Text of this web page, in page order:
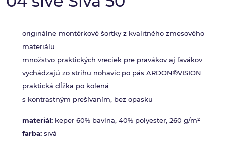
originálne montérkové šortky z kvalitného zmesového
materiálu
množstvo praktických vreciek pre pravákov aj ľavákov
vychádzajú zo strihu nohavíc po pás ARDON®VISION
praktická dĺžka po kolená
s kontrastným prešívaním, bez opasku
materiál: keper 60% bavlna, 40% polyester, 260 g/m²
farba: sivá